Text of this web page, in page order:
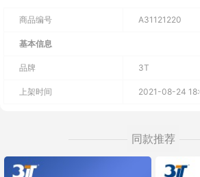
商品编号 A31121220
基本信息
品牌 3T
上架时间 2021-08-24
同款推荐